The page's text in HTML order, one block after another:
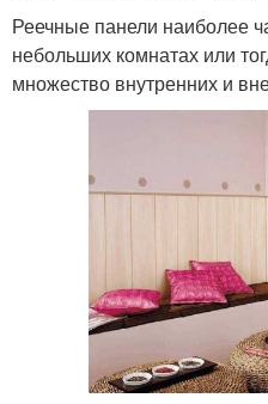
Реечные панели наиболее
небольших комнатах или
множество внутренних и